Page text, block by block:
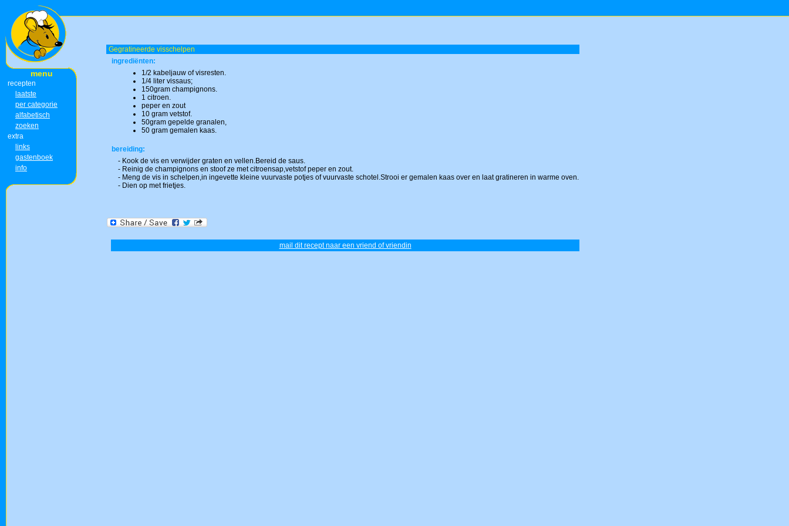
menu
recepten
laatste
per categorie
alfabetisch
zoeken
extra
links
gastenboek
info
Gegratineerde visschelpen
ingrediënten:
1/2 kabeljauw of visresten.
1/4 liter vissaus;
150gram champignons.
1 citroen.
peper en zout
10 gram vetstof.
50gram gepelde granalen,
50 gram gemalen kaas.
bereiding:
- Kook de vis en verwijder graten en vellen.Bereid de saus.
- Reinig de champignons en stoof ze met citroensap,vetstof peper en zout.
- Meng de vis in schelpen,in ingevette kleine vuurvaste potjes of vuurvaste schotel.Strooi er gemalen kaas over en laat gratineren in warme oven.
- Dien op met frietjes.
mail dit recept naar een vriend of vriendin